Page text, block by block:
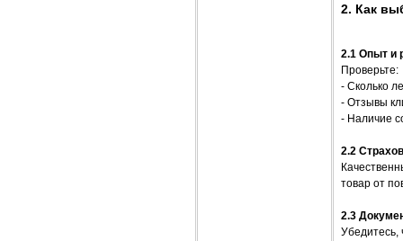
2. Как
2.1 Опыт и
Проверьте:
- Сколько
- Отзывы
- Наличие
2.2
товар от
2.3
Убедитесь,